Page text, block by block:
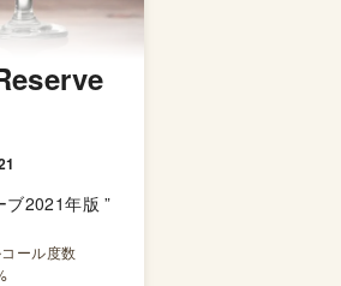
ブ2021年版 ”
ール度数